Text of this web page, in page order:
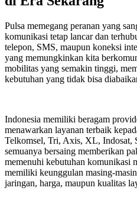
Pulsa memegang peranan yang
komunikasi tetap lancar dan
telepon, SMS, maupun koneksi
yang memungkinkan kita
mobilitas yang semakin tinggi,
kebutuhan yang tidak bisa
Indonesia memiliki beragam
menawarkan layanan terbaik
Telkomsel, Tri, Axis, XL, Indosat,
semuanya bersaing memberikan
memenuhi kebutuhan komunikasi
memiliki keunggulan masing-
jaringan, harga, maupun kualitas